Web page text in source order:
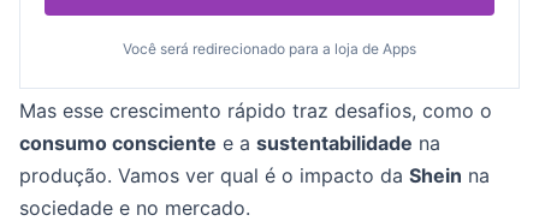
Você será redirecionado para a loja de Apps
Mas esse crescimento rápido traz desafios, como o
consumo consciente e a sustentabilidade na
produção. Vamos ver qual é o impacto da Shein na
sociedade e no mercado.